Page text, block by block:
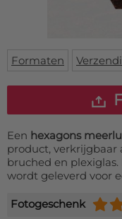
Formaten
Een hexagons
product,
bruched en plexiglas.
wordt geleverd voor
Fotogeschenk